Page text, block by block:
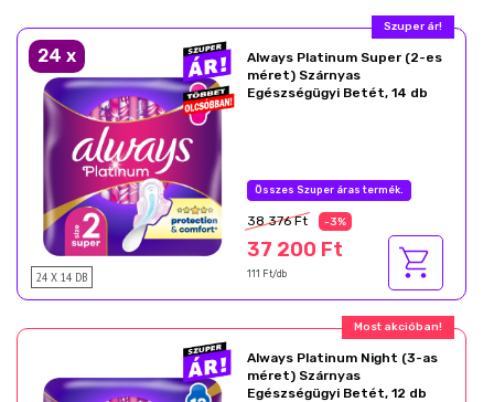
Szuper ár!
24 x
24 X 14 DB
Always Platinum Super (2-es
méret) Szárnyas
Egészségügyi Betét, 14 db
Összes Szuper áras termék.
38 376 Ft -3%
37 200 Ft
111 Ft/db
Most akcióban!
Always Platinum Night (3-as
méret) Szárnyas
Egészségügyi Betét, 12 db